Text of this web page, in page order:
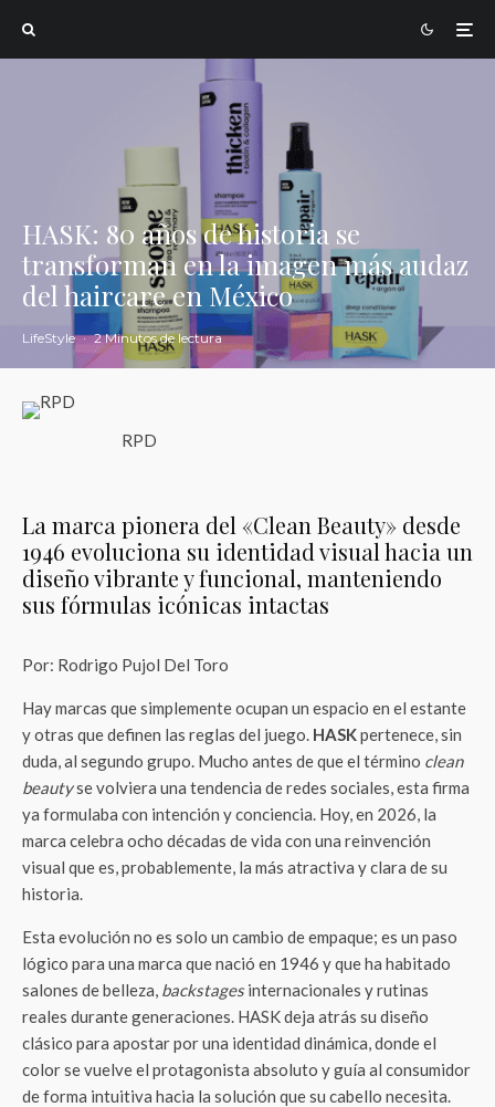
HASK: 80 años de historia se
transforman en la imagen más audaz
del haircare en México
LifeStyle · 2 Minutos de lectura
RPD
La marca pionera del «Clean Beauty» desde
1946 evoluciona su identidad visual hacia un
diseño vibrante y funcional, manteniendo
sus fórmulas icónicas intactas
Por: Rodrigo Pujol Del Toro
Hay marcas que simplemente ocupan un espacio en el estante
y otras que definen las reglas del juego. HASKpertenece, sin
duda, al segundo grupo. Mucho antes de que el término clean
beautyse volviera una tendencia de redes sociales, esta firma
ya formulaba con intención y conciencia. Hoy, en 2026, la
marca celebra ocho décadas de vida con una reinvención
visual que es, probablemente, la más atractiva y clara de su
historia.
Esta evolución no es solo un cambio de empaque; es un paso
lógico para una marca que nació en 1946 y que ha habitado
salones de belleza, backstagesinternacionales y rutinas
reales durante generaciones. HASK deja atrás su diseño
clásico para apostar por una identidad dinámica, donde el
color se vuelve el protagonista absoluto y guía al consumidor
de forma intuitiva hacia la solución que su cabello necesita.